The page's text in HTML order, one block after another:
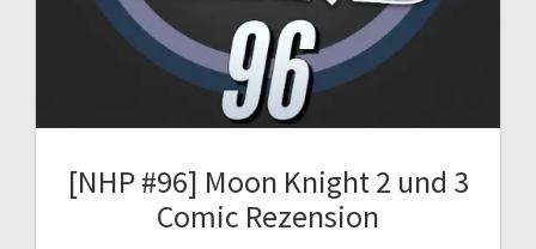
[NHP #96] Moon Knight 2 und 3
Comic Rezension